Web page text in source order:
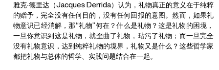
雅克·德里达（Jacques Derrida）认为，礼物真正的意义在于纯粹
的赠予，完全没有任何目的，没有任何回报的意图。然而，如果礼
物意识已经消解，那“礼物”何在？什么是礼物？这是礼物的困境，
一旦你意识到这是礼物，就歪曲了礼物，玷污了礼物；而一旦完全
没有礼物意识，达到纯粹礼物的境界，礼物又是什么？这些哲学家
都把礼物与总体的哲学、实践问题结合在一起。